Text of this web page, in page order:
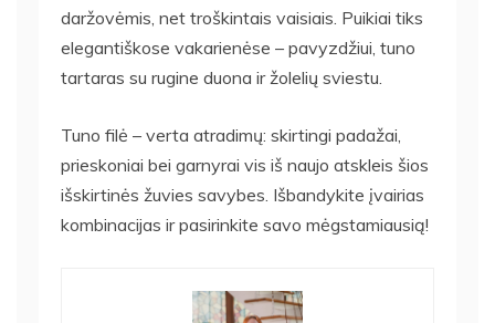
daržovėmis, net troškintais vaisiais. Puikiai tiks
elegantiškose vakarienėse – pavyzdžiui, tuno
tartaras su rugine duona ir žolelių sviestu.
Tuno filė – verta atradimų: skirtingi padažai,
prieskoniai bei garnyrai vis iš naujo atskleis šios
išskirtinės žuvies savybes. Išbandykite įvairias
kombinacijas ir pasirinkite savo mėgstamiausią!